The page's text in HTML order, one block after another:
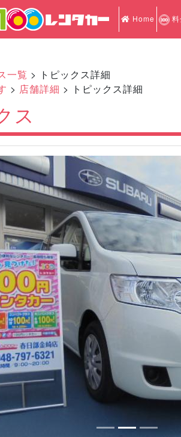
Home
一覧 > トピックス詳細
> 店舗詳細 > トピックス詳細
ス